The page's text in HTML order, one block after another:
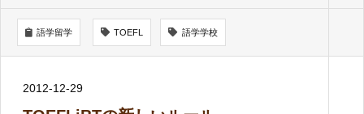
語学留学 TOEFL 語学学校
2012-12-29